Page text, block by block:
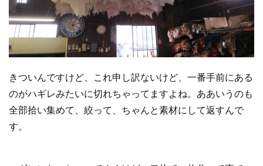
きついんですけど、これ申し訳ないけど、一番手前にある
のがハギレみたいに切れちゃってますよね。ああいうのも
全部拾い集めて、絞って、ちゃんと素材にして返すんで
す。